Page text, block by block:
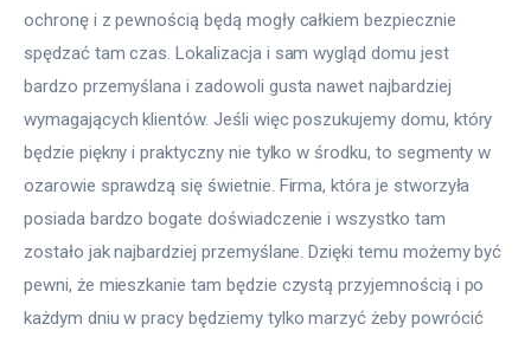
ochronę i z pewnością będą mogły całkiem bezpiecznie
spędzać tam czas. Lokalizacja i sam wygląd domu jest
bardzo przemyślana i zadowoli gusta nawet najbardziej
wymagających klientów. Jeśli więc poszukujemy domu, który
będzie piękny i praktyczny nie tylko w środku, to segmenty w
ozarowie sprawdzą się świetnie. Firma, która je stworzyła
posiada bardzo bogate doświadczenie i wszystko tam
zostało jak najbardziej przemyślane. Dzięki temu możemy być
pewni, że mieszkanie tam będzie czystą przyjemnością i po
każdym dniu w pracy będziemy tylko marzyć żeby powrócić